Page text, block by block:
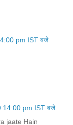
pm IST बजे
pm IST बजे
jaate Hain